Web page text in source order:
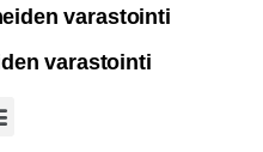
varastointi
varastointi